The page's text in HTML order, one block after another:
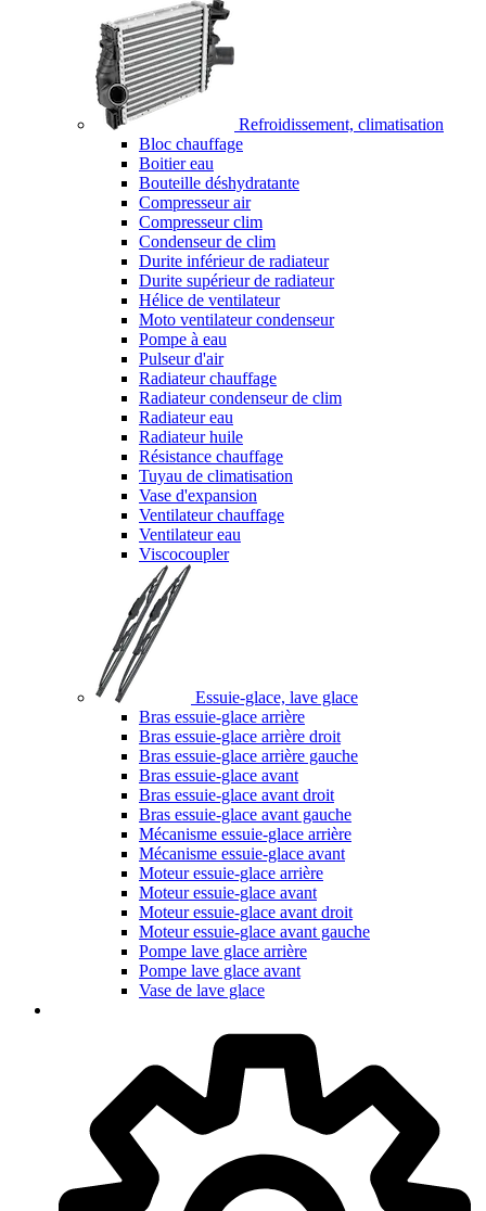
Refroidissement, climatisation
Bloc chauffage
Boitier eau
Bouteille déshydratante
Compresseur air
Compresseur clim
Condenseur de clim
Durite inférieur de radiateur
Durite supérieur de radiateur
Hélice de ventilateur
Moto ventilateur condenseur
Pompe à eau
Pulseur d'air
Radiateur chauffage
Radiateur condenseur de clim
Radiateur eau
Radiateur huile
Résistance chauffage
Tuyau de climatisation
Vase d'expansion
Ventilateur chauffage
Ventilateur eau
Viscocoupler
Essuie-glace, lave glace
Bras essuie-glace arrière
Bras essuie-glace arrière droit
Bras essuie-glace arrière gauche
Bras essuie-glace avant
Bras essuie-glace avant droit
Bras essuie-glace avant gauche
Mécanisme essuie-glace arrière
Mécanisme essuie-glace avant
Moteur essuie-glace arrière
Moteur essuie-glace avant
Moteur essuie-glace avant droit
Moteur essuie-glace avant gauche
Pompe lave glace arrière
Pompe lave glace avant
Vase de lave glace